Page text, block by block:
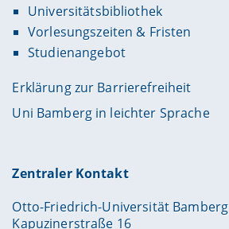
Universitätsbibliothek
Vorlesungszeiten & Fristen
Studienangebot
Erklärung zur Barrierefreiheit
Uni Bamberg in leichter Sprache
Zentraler Kontakt
Otto-Friedrich-Universität Bamberg
Kapuzinerstraße 16